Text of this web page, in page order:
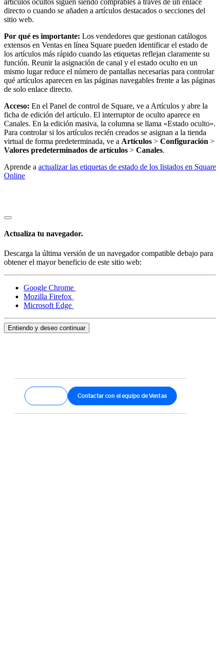
Contactar con el equipo de Ventas
directo o cuando se añaden a artículos destacados o secciones del
sitio web.
Por qué es importante: Los vendedores que gestionan catálogos
extensos en Ventas en línea Square pueden identificar el estado de
los artículos más rápido cuando las etiquetas reflejan claramente su
función. Reunir la asignación de canal y el estado oculto en un
mismo lugar reduce el número de pantallas necesarias para controlar
qué artículos aparecen en las páginas navegables frente a las páginas
de solo enlace directo.
Acceso: En el Panel de control de Square, ve a Artículos y abre la
ficha de edición del artículo. El interruptor de oculto aparece en
Canales. En la edición masiva, la columna se llama «Estado oculto».
Para controlar si los artículos recién creados se asignan a la tienda
virtual de forma predeterminada, ve a Artículos > Configuración >
Valores predeterminados de artículos > Canales.
Aprende a actualizar las etiquetas de estado de los listados en Square
Online
Actualiza tu navegador.
Descarga la última versión de un navegador compatible debajo para
obtener el mayor beneficio de este sitio web:
Google Chrome
Mozilla Firefox
Microsoft Edge
Entiendo y deseo continuar